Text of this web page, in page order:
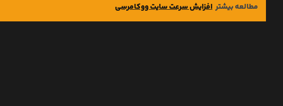
مطالعه بیشتر افزایش سرعت سایت ووکامرسی